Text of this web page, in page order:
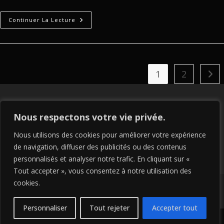
Nous respectons votre vie privée.
Nous utilisons des cookies pour améliorer votre expérience
de navigation, diffuser des publicités ou des contenus
personnalisés et analyser notre trafic. En cliquant sur «
Tout accepter », vous consentez à notre utilisation des
cookies.
Personnaliser Tout rejeter Accepter tout
Continuer La Lecture Sérigraphie
II
1 2
légales